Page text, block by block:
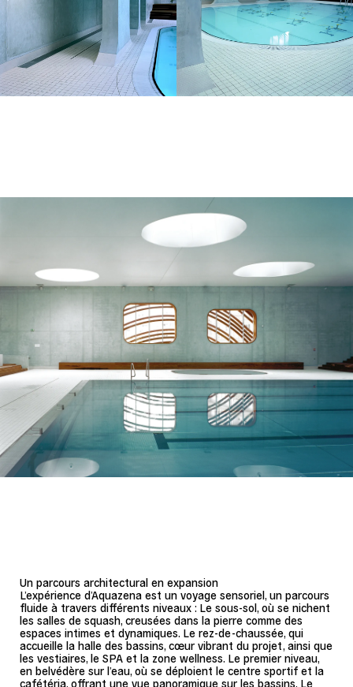
Un parcours architectural en expansion
L’expérience d’Aquazena est un voyage sensoriel, un parcours
fluide à travers différents niveaux : Le sous-sol, où se nichent
les salles de squash, creusées dans la pierre comme des
espaces intimes et dynamiques. Le rez-de-chaussée, qui
accueille la halle des bassins, cœur vibrant du projet, ainsi que
les vestiaires, le SPA et la zone wellness. Le premier niveau,
en belvédère sur l’eau, où se déploient le centre sportif et la
cafétéria, offrant une vue panoramique sur les bassins. Le